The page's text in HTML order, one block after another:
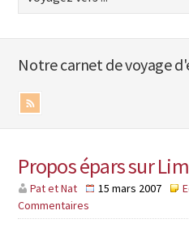
Notre carnet de voyage
Propos épars sur
Pat et Nat 15 mars 2007
Commentaires